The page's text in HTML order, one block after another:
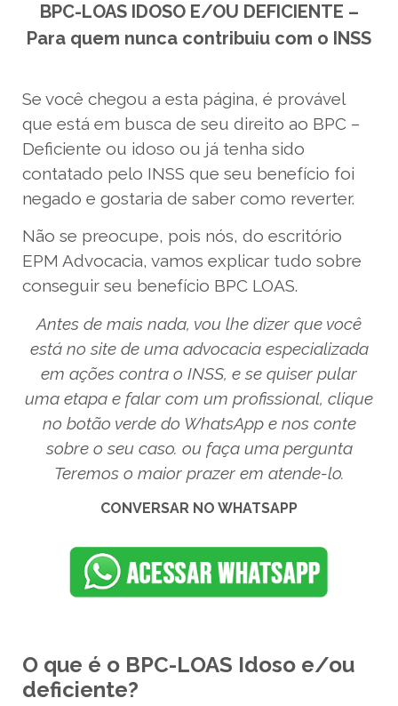
BPC-LOAS IDOSO E/OU DEFICIENTE –
Para quem nunca contribuiu com o INSS
Se você chegou a esta página, é provável
que está em busca de seu direito ao BPC –
Deficiente ou idoso ou já tenha sido
contatado pelo INSS que seu benefício foi
negado e gostaria de saber como reverter.
Não se preocupe, pois nós, do escritório
EPM Advocacia, vamos explicar tudo sobre
conseguir seu benefício BPC LOAS.
Antes de mais nada, vou lhe dizer que você
está no site de uma advocacia especializada
em ações contra o INSS, e se quiser pular
uma etapa e falar com um profissional, clique
no botão verde do WhatsApp e nos conte
sobre o seu caso. ou faça uma pergunta
Teremos o maior prazer em atende-lo.
CONVERSAR NO WHATSAPP
O que é o BPC-LOAS Idoso e/ou
deficiente?